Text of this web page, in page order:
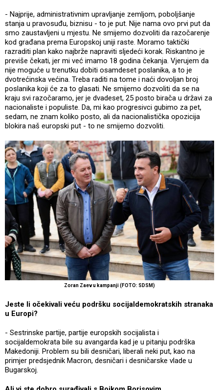
- Najprije, administrativnim upravljanje zemljom, poboljšanje
stanja u pravosuđu, biznisu - to je put. Nije nama ovo prvi put da
smo zaustavljeni u mjestu. Ne smijemo dozvoliti da razočarenje
kod građana prema Europskoj uniji raste. Moramo taktički
razraditi plan kako najbrže napraviti sljedeći korak. Riskantno je
previše čekati, jer mi već imamo 18 godina čekanja. Vjerujem da
nije moguće u trenutku dobiti osamdeset poslanika, a to je
dvotrećinska većina. Treba raditi na tome i naći dovoljan broj
poslanika koji će za to glasati. Ne smijemo dozvoliti da se na
kraju svi razočaramo, jer je dvadeset, 25 posto birača u državi za
nacionaliste i populiste. Da, mi kao progresivci gubimo za pet,
sedam, ne znam koliko posto, ali da nacionalistička opozicija
blokira naš europski put - to ne smijemo dozvoliti.
Zoran Zaev u kampanji (FOTO: SDSM)
Jeste li očekivali veću podršku socijaldemokratskih stranaka
u Europi?
- Sestrinske partije, partije europskih socijalista i
socijaldemokrata bile su avangarda kad je u pitanju podrška
Makedoniji. Problem su bili desničari, liberali neki put, kao na
primjer predsjednik Macron, desničari i desničarske vlade u
Bugarskoj.